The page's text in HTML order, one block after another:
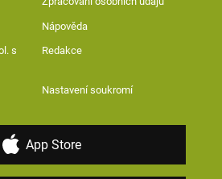
Nápověda
s
Redakce
Nastavení soukromí
App Store